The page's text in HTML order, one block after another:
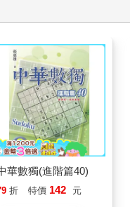
華數獨(進階篇40)
折 特價 142 元